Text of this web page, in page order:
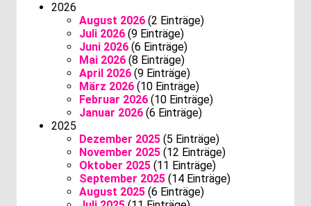
2026
August 2026 (2 Einträge)
Juli 2026 (9 Einträge)
Juni 2026 (6 Einträge)
Mai 2026 (8 Einträge)
April 2026 (9 Einträge)
März 2026 (10 Einträge)
Februar 2026 (10 Einträge)
Januar 2026 (6 Einträge)
2025
Dezember 2025 (5 Einträge)
November 2025 (12 Einträge)
Oktober 2025 (11 Einträge)
September 2025 (14 Einträge)
August 2025 (6 Einträge)